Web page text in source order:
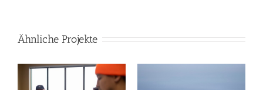
Ähnliche Projekte